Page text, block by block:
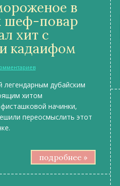
в
шеф-повар
хит с
кадаифом
легендарным дубайским
хитом
начинки,
переосмыслить этот
подробнее »